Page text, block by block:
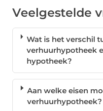
Veelgestelde
Wat is het verschil
verhuurhypotheek
hypotheek?
Aan welke eisen
verhuurhypotheek?